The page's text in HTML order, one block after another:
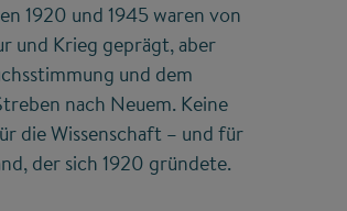
1920 und 1945 waren von
und Krieg geprägt, aber
und dem
nach Neuem. Keine
die Wissenschaft – und für
der sich 1920 gründete.